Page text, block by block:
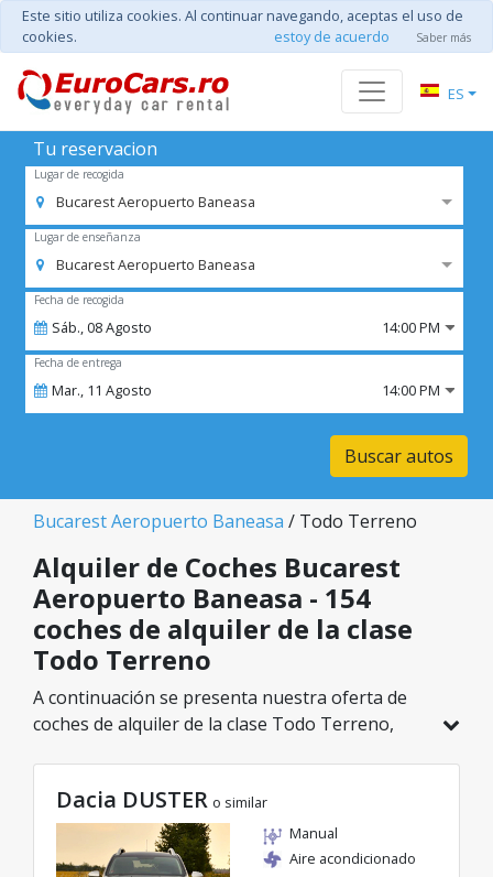
Este sitio utiliza cookies. Al continuar navegando, aceptas el uso de
cookies.
estoy de acuerdo Saber más
ES
Tu reservacion
Lugar de recogida
Bucarest Aeropuerto Baneasa
Lugar de enseñanza
Bucarest Aeropuerto Baneasa
Fecha de recogida
Sáb.,08Agosto 14:00 PM
Fecha de entrega
Mar., 11 Agosto 14:00 PM
Buscar autos
Bucarest Aeropuerto Baneasa / Todo Terreno
Alquiler de Coches Bucarest
Aeropuerto Baneasa - 154
coches de alquiler de la clase
Todo Terreno
A continuación se presenta nuestra oferta de
coches de alquiler de la clase Todo Terreno,
puedes elegir el modelo ideal de la categoría
seleccionada, con tarifas excelentes desde solo
29€/día.
Dacia DUSTER o similar
Manual
Aire acondicionado